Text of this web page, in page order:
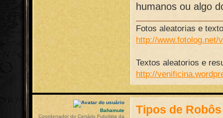
humanos ou algo
Fotos aleatorias e
http://www.fotolog.net/
Textos aleatorios e
http://
Tipos de Robôs
Bahamute
Coordenador do Cenário Futurista da